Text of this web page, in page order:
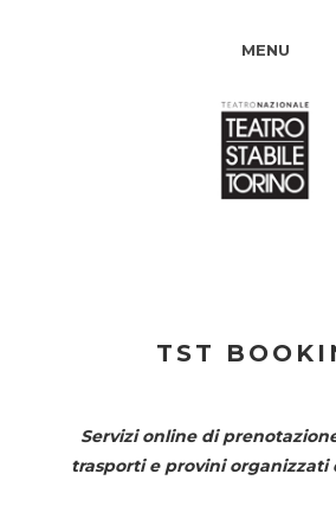
MENU
TST
Servizi online di
trasporti e provini organizzati